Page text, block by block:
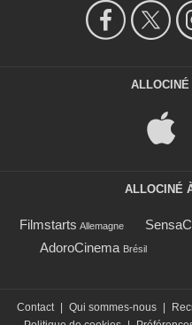
ALLOCINÉ
Filmstarts Allemagne
AdoroCinema Brésil
Contact Qui sommes-nous